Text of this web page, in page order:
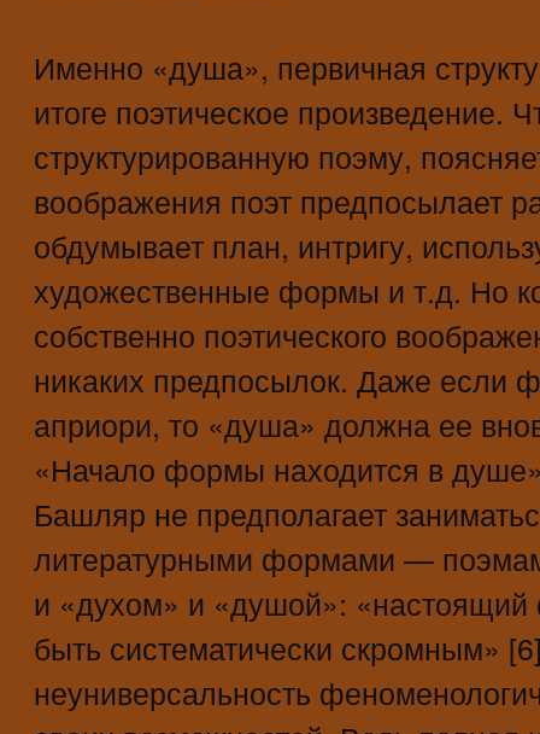
Именно «душа», первичная
итоге поэтическое произведение.
структурированную поэму,
воображения поэт предпосылает
обдумывает план, интригу,
художественные формы и т.д. Но
собственно поэтического
никаких предпосылок. Даже если
априори, то «душа» должна ее
«Начало формы находится в
Башляр не предполагает
литературными формами —
и «духом» и «душой»:
быть систематически скромным»
неуниверсальность